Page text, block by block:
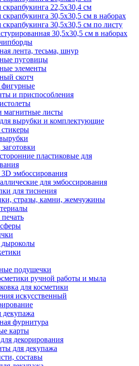
скрапбукинга 22,5х30,4 см
скрапбукинга 30,5х30,5 см в наборах
скрапбукинга 30,5х30,5 см по листу
30,5х30,5 см в наборах
лента, тесьма, шнур
пуговицы
элементы
скотч
и приспособления
магнитные листы
вырубки и комплектующие
пластиковые для
эмбоссирования
для эмбоссирования
для тиснения
стразы, камни, жемчужины
подушечки
ручной работы и мыла
для косметики
искусственный
декупажа
фурнитура
карты
декорирования
для декупажа
составы